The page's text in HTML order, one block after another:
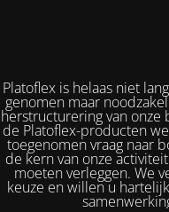
Platoflex is helaas niet
genomen maar
herstructurering van
de Platoflex-producten
toegenomen vraag naar
de kern van onze
moeten verleggen. We
keuze en willen u